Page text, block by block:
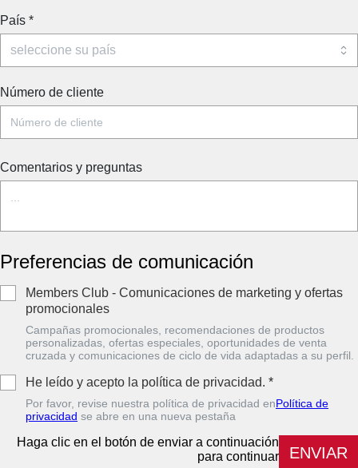
País *
Número de cliente
Comentarios y preguntas
Preferencias de comunicación
Members Club - Comunicaciones de marketing y ofertas
promocionales
Campañas promocionales, recomendaciones de productos
personalizadas, ofertas especiales, oportunidades de venta
cruzada y comunicaciones de ciclo de vida adaptadas a su perfil.
He leído y acepto la política de privacidad. *
Por favor, revise nuestra política de privacidad enPolítica de
privacidad se abre en una nueva pestaña
Haga clic en el botón de enviar a continuación
para continuar
ENVIAR